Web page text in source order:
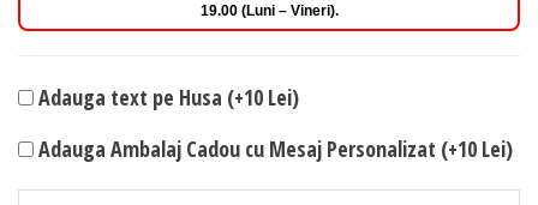
19.00 (Luni – Vineri).
Adauga text pe Husa (+10 Lei)
Adauga Ambalaj Cadou cu Mesaj Personalizat (+10 Lei)